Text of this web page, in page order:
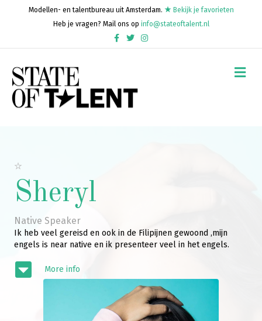
Modellen- en talentbureau uit Amsterdam.
Bekijk je favorieten
Heb je vragen? Mail ons op info@stateoftalent.nl
FacebookTwitterInstagram
Sheryl
Native Speaker
Ik heb veel gereisd en ook in de Filipijnen gewoond ,mijn
engels is near native en ik presenteer veel in het engels.
More info